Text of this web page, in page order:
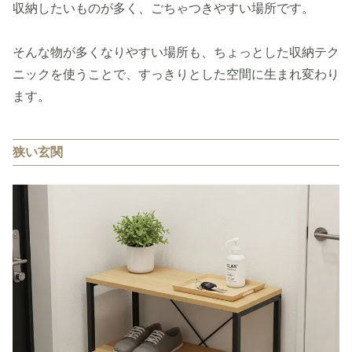
収納したいものが多く、ごちゃつきやすい場所です。
そんな物が多くなりやすい場所も、ちょっとした収納テク
ニックを使うことで、すっきりとした空間に生まれ変わり
ます。
狭い玄関